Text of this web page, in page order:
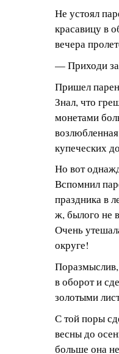
Не устоял
красавицу в
вечера
— Приходи
Пришел
Знал, что
монетами
купеческих
Но вот
Вспомнил
праздника в
ж, былого не
Очень
округе!
Поразмыслив,
в оборот и
золотыми
С той поры
весны до
больше она